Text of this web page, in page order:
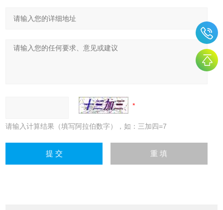
请输入计算结果（填写阿拉伯数字），如：三加四=7